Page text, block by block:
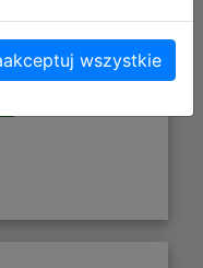
wszystkie